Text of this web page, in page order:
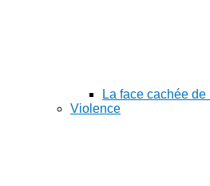
La face cachée de
Violence